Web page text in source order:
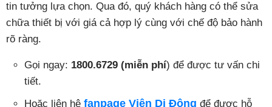
tin tưởng lựa chọn. Qua đó, quý khách hàng có thể sửa
chữa thiết bị với giá cả hợp lý cùng với chế độ bảo hành
rõ ràng.
Gọi ngay: 1800.6729 (miễn phí) để được tư vấn chi
tiết.
Hoặc liên hệ fanpage Viện Di Động để được hỗ